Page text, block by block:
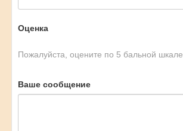
Оценка
Пожалуйста, оцените по 5 бальной шкале
Ваше сообщение